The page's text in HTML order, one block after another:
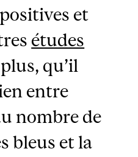
et
études
qu’il
entre
nombre de
bleus et la